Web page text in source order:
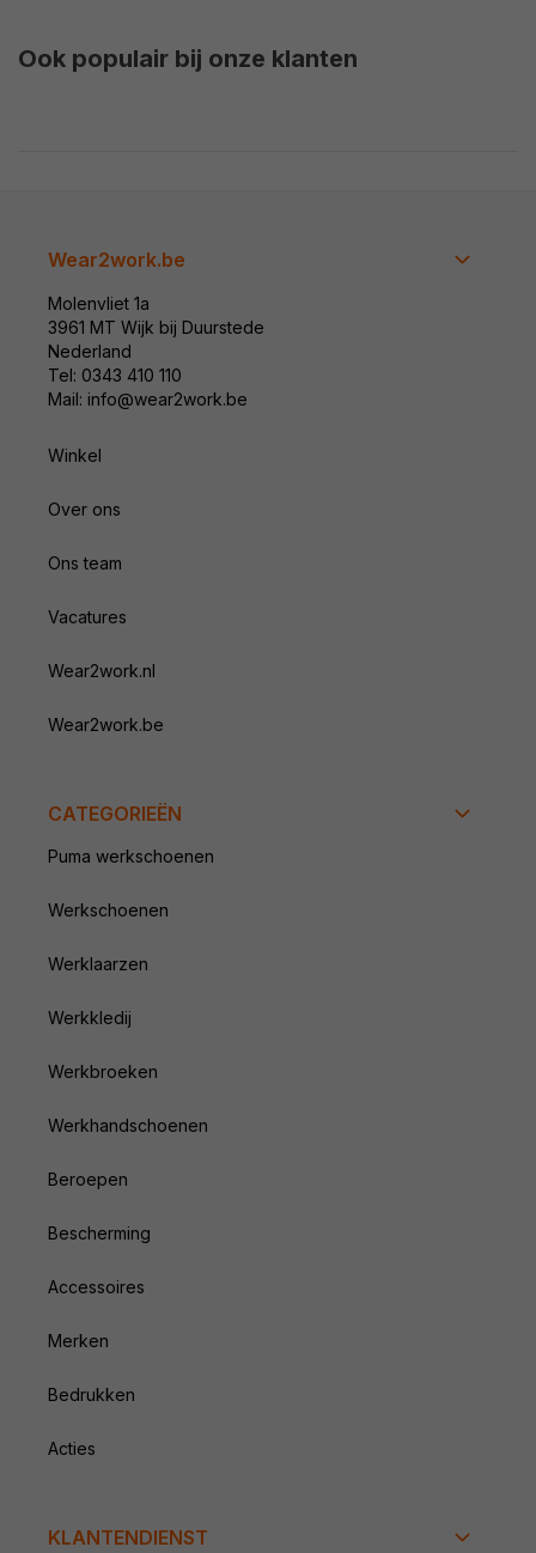
Ook populair bij onze klanten
Wear2work.be
Molenvliet 1a
3961 MT Wijk bij Duurstede
Nederland
Tel: 0343 410 110
Mail: info@wear2work.be
Winkel
Over ons
Ons team
Vacatures
Wear2work.nl
Wear2work.be
CATEGORIEËN
Puma werkschoenen
Werkschoenen
Werklaarzen
Werkkledij
Werkbroeken
Werkhandschoenen
Beroepen
Bescherming
Accessoires
Merken
Bedrukken
Acties
KLANTENDIENST